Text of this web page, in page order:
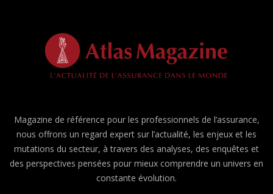
Magazine de référence pour les professionnels de l’assurance,
nous offrons un regard expert sur l’actualité, les enjeux et les
mutations du secteur, à travers des analyses, des enquêtes et
des perspectives pensées pour mieux comprendre un univers en
constante évolution.